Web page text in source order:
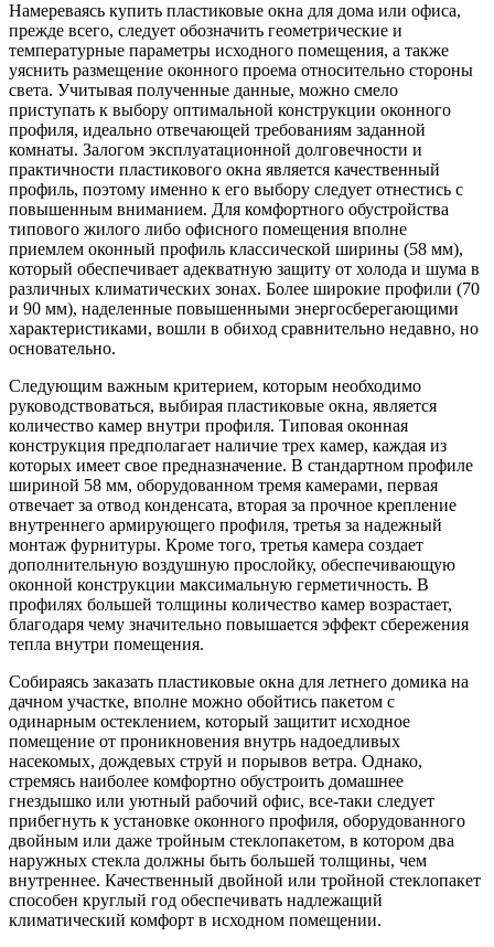
Намереваясь купить пластиковые окна для дома или офиса,
прежде всего, следует обозначить геометрические и
температурные параметры исходного помещения, а также
уяснить размещение оконного проема относительно стороны
света. Учитывая полученные данные, можно смело
приступать к выбору оптимальной конструкции оконного
профиля, идеально отвечающей требованиям заданной
комнаты. Залогом эксплуатационной долговечности и
практичности пластикового окна является качественный
профиль, поэтому именно к его выбору следует отнестись с
повышенным вниманием. Для комфортного обустройства
типового жилого либо офисного помещения вполне
приемлем оконный профиль классической ширины (58 мм),
который обеспечивает адекватную защиту от холода и шума в
различных климатических зонах. Более широкие профили (70
и 90 мм), наделенные повышенными энергосберегающими
характеристиками, вошли в обиход сравнительно недавно, но
основательно.
Следующим важным критерием, которым необходимо
руководствоваться, выбирая пластиковые окна, является
количество камер внутри профиля. Типовая оконная
конструкция предполагает наличие трех камер, каждая из
которых имеет свое предназначение. В стандартном профиле
шириной 58 мм, оборудованном тремя камерами, первая
отвечает за отвод конденсата, вторая за прочное крепление
внутреннего армирующего профиля, третья за надежный
монтаж фурнитуры. Кроме того, третья камера создает
дополнительную воздушную прослойку, обеспечивающую
оконной конструкции максимальную герметичность. В
профилях большей толщины количество камер возрастает,
благодаря чему значительно повышается эффект сбережения
тепла внутри помещения.
Собираясь заказать пластиковые окна для летнего домика на
дачном участке, вполне можно обойтись пакетом с
одинарным остеклением, который защитит исходное
помещение от проникновения внутрь надоедливых
насекомых, дождевых струй и порывов ветра. Однако,
стремясь наиболее комфортно обустроить домашнее
гнездышко или уютный рабочий офис, все-таки следует
прибегнуть к установке оконного профиля, оборудованного
двойным или даже тройным стеклопакетом, в котором два
наружных стекла должны быть большей толщины, чем
внутреннее. Качественный двойной или тройной стеклопакет
способен круглый год обеспечивать надлежащий
климатический комфорт в исходном помещении.